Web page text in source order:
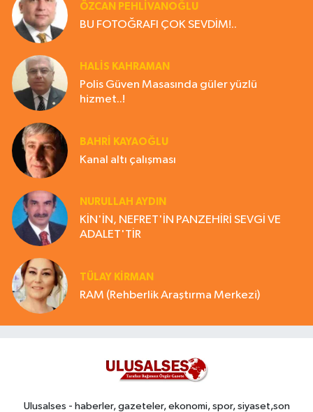
ÖZCAN PEHLİVANOĞLU
BU FOTOĞRAFI ÇOK SEVDİM!..
HALIS KAHRAMAN
Polis Güven Masasında güler yüzlü
hizmet..!
BAHRI KAYAOĞLU
Kanal altı çalışması
NURULLAH AYDIN
KİN'İN, NEFRET'İN PANZEHİRİ SEVGİ VE
ADALET'TİR
TÜLAY KİRMAN
RAM (Rehberlik Araştırma Merkezi)
Ulusalses - haberler, gazeteler, ekonomi, spor, siyaset,son